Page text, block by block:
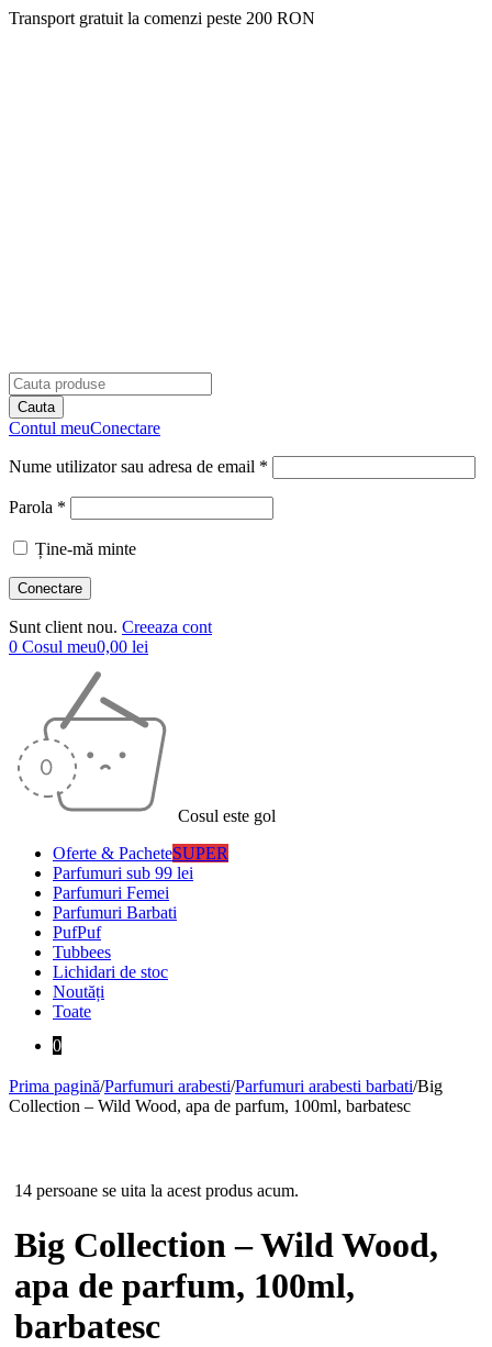
Transport gratuit la comenzi peste 200 RON
Contul meuConectare
Nume utilizator sau adresa de email *
Parola *
Ține-mă minte
Sunt client nou. Creeaza cont
0 Cosul meu0,00 lei
Cosul este gol
Oferte & PacheteSUPER
Parfumuri sub 99 lei
Parfumuri Femei
Parfumuri Barbati
PufPuf
Tubbees
Lichidari de stoc
Noutăți
Toate
0
Prima pagină/Parfumuri arabesti/Parfumuri arabesti barbati/Big
Collection – Wild Wood, apa de parfum, 100ml, barbatesc
14 persoane se uita la acest produs acum.
Big Collection – Wild Wood,
apa de parfum, 100ml,
barbatesc